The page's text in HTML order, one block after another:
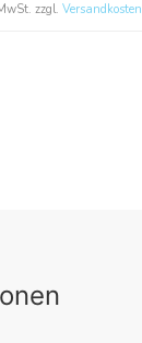
zzgl.Versandkosten